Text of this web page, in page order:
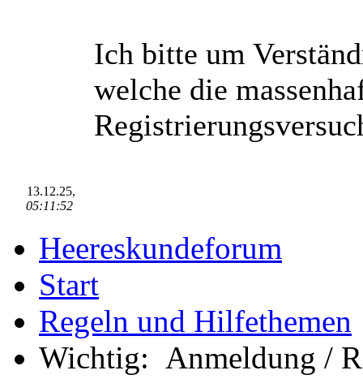
Ich bitte um
welche die
13.12.25,
05:11:52
Heereskundeforum
Start
Regeln und Hilfethemen
Wichtig: Anmeldung /